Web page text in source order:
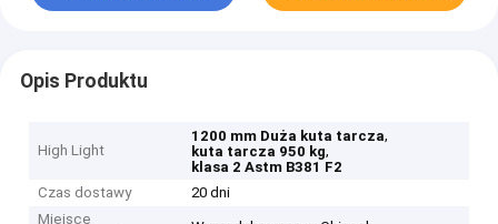
Opis Produktu
High Light
1200 mm Duża kuta tarcza,
kuta tarcza 950 kg,
klasa 2 Astm B381 F2
Czas dostawy
20 dni
Miejsce